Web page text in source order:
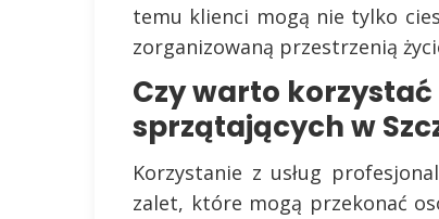
temu klienci mogą nie tylko
zorganizowaną przestrzenią
Czy warto
sprzątających w
Korzystanie z usług
zalet, które mogą przekonać